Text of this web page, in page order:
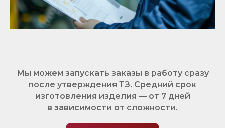
Мы можем запускать заказы в работу сразу
после утверждения ТЗ. Средний срок
изготовления изделия — от 7 дней
в зависимости от сложности.